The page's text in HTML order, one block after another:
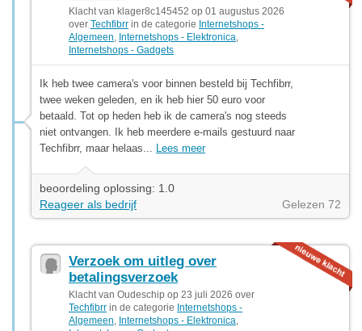
Klacht van klager8c145452 op 01 augustus 2026
over Techfibrr in de categorie Internetshops -
Algemeen Internetshops - Elektronica
Internetshops - Gadgets
Ik heb twee camera's voor binnen besteld bij Techfibrr,
twee weken geleden, en ik heb hier 50 euro voor
betaald. Tot op heden heb ik de camera's nog steeds
niet ontvangen. Ik heb meerdere e-mails gestuurd naar
Techfibrr, maar helaas... Lees meer
beoordeling oplossing: 1.0
Reageer als bedrijf
Gelezen 72
Verzoek om uitleg over
betalingsverzoek
Klacht van Oudeschip op 23 juli 2026 over
Techfibrr in de categorie Internetshops -
Algemeen Internetshops - Elektronica